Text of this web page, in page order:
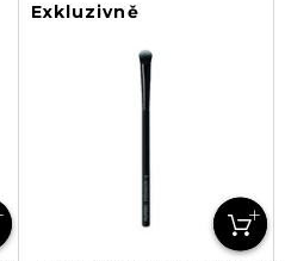
Exkluzivně